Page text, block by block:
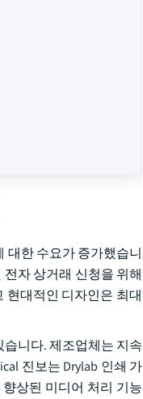
대한 수요가 증가했습니
전자 상거래 신청을 위해
현대적인 디자인은 최대
습니다. 제조업체는 지속
진보는 Drylab 인쇄 가
상된 미디어 처리 기능